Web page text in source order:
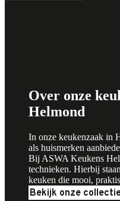
Over onze
Helmond
In onze keukenzaak in
als huismerken
Bij ASWA Keukens
technieken. Hierbij
keuken die mooi,
Bekijk onze